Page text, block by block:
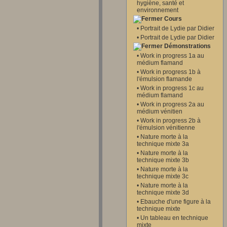
hygiène, santé et
environnement
Cours
• Portrait de Lydie par Didier
• Portrait de Lydie par Didier
Démonstrations
• Work in progress 1a au
médium flamand
• Work in progress 1b à
l'émulsion flamande
• Work in progress 1c au
médium flamand
• Work in progress 2a au
médium vénitien
• Work in progress 2b à
l'émulsion vénitienne
• Nature morte à la
technique mixte 3a
• Nature morte à la
technique mixte 3b
• Nature morte à la
technique mixte 3c
• Nature morte à la
technique mixte 3d
• Ebauche d'une figure à la
technique mixte
• Un tableau en technique
mixte